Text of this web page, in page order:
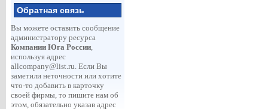
Обратная связь
Вы можете оставить сообщение
администратору ресурса
Компании Юга России,
используя адрес
allcompany@list.ru. Если Вы
заметили неточности или хотите
что-то добавить в карточку
своей фирмы, то пишите нам об
этом, обязательно указав адрес